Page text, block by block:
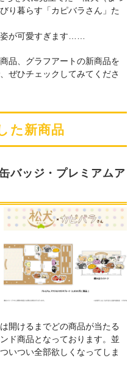
り暮らす「カピバラさん」た
が可愛すぎます……
品、グラフアートの新商品を
ぜひチェックしてみてくださ
た新商品
バッジ・プレミアムア
開けるまでどの商品が当たる
ド商品となっております。並
いつい全部欲しくなってしま